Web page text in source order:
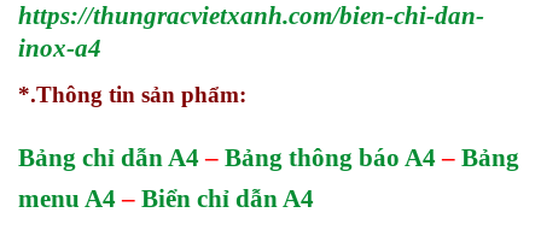
https://thungracvietxanh.com/bien-chi-dan-
inox-a4
*.Thông tin sản phẩm:
Bảng chỉ dẫn A4 – Bảng thông báo A4 – Bảng
menu A4 – Biển chỉ dẫn A4